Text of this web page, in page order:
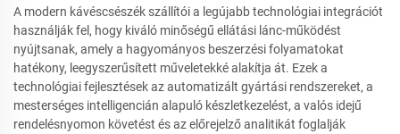
A modern kávéscsészék szállítói a legújabb technológiai integrációt
használják fel, hogy kiváló minőségű ellátási lánc-működést
nyújtsanak, amely a hagyományos beszerzési folyamatokat
hatékony, leegyszerűsített műveletekké alakítja át. Ezek a
technológiai fejlesztések az automatizált gyártási rendszereket, a
mesterséges intelligencián alapuló készletkezelést, a valós idejű
rendelésnyomon követést és az előrejelző analitikát foglalják